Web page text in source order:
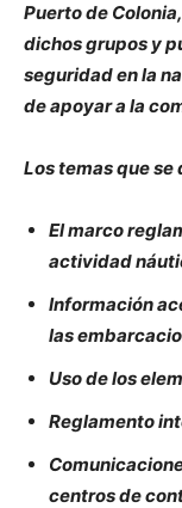
Puerto de
dichos grupos y
seguridad en la
de apoyar a la
Los temas que
El marco
actividad
Información
las
Uso de los
Reglamento
centros de